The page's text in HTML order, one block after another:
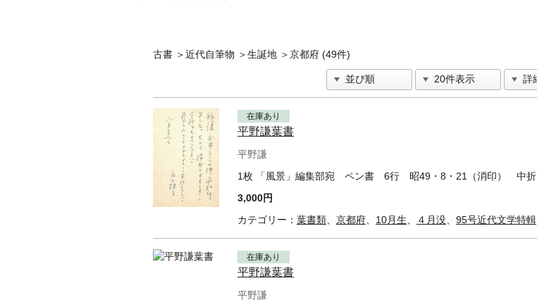
古書 ＞近代自筆物 ＞生誕地 ＞京都府 (49件)
在庫あり
平野謙葉書
平野謙
1枚 「風景」編集部宛 ペン書 6行 昭49・8・21（消印） 中折
3,000円
カテゴリー： 葉書類 京都府 10月生 ４月没 95号近代文学特輯
在庫あり
平野謙葉書
平野謙